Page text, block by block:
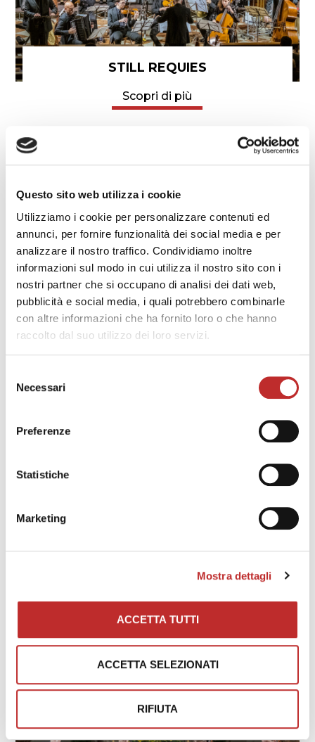
Questo sito web utilizza i cookie
Utilizziamo i cookie per personalizzare contenuti ed
annunci, per fornire funzionalità dei social media e per
analizzare il nostro traffico. Condividiamo inoltre
informazioni sul modo in cui utilizza il nostro sito con i
nostri partner che si occupano di analisi dei dati web,
pubblicità e social media, i quali potrebbero combinarle
con altre informazioni che ha fornito loro o che hanno
raccolto dal suo utilizzo dei loro servizi.
delNecessari
Preferenze
Statistiche
Marketing
Mostra dettagli
ACCETTA TUTTI
ACCETTA SELEZIONATI
RIFIUTA
STILL REQUIES
Scopri di più
ILLUMINATIONS
MISERERE
Scopri di più